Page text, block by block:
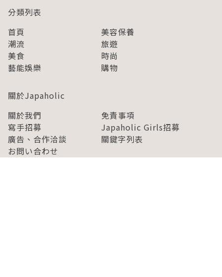
分類列表
首頁
美容保養
潮流
旅遊
美食
時尚
藝能娛樂
購物
關於Japaholic
關於我們
免責事項
寫手招募
Japaholic Girls招募
廣告、合作洽談
關鍵字列表
お問い合わせ